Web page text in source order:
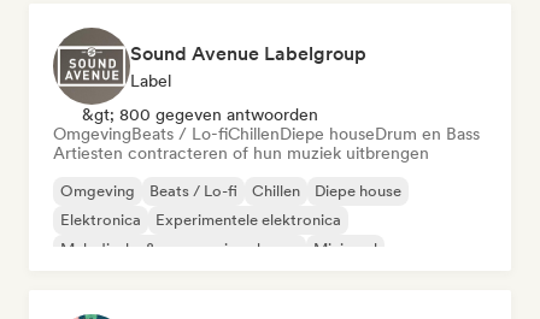
Sound Avenue Labelgroup
Label
&gt; 800 gegeven antwoorden
OmgevingBeats / Lo-fiChillenDiepe houseDrum en Bass
Artiesten contracteren of hun muziek uitbrengen
Omgeving Beats / Lo-fi Chillen
Diepe house
Elektronica
Experimentele elektronica
Melodische & progressieve house
Minimaal